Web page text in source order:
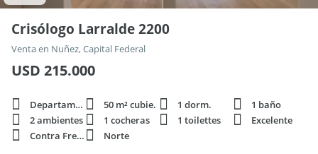
Crisólogo Larralde 2200
Venta en Nuñez, Capital Federal
USD 215.000
Departamento 50 m² cubie. 1 dorm.
1 baño
2 ambientes
1 cocheras 1 toilettes
Excelente
Contra Frente
Norte